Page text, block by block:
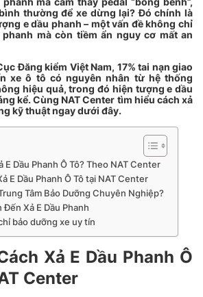
thường để xe dừng lại? Đó chính là
e dầu phanh – một vấn đề không chỉ
mà còn tiềm ẩn nguy cơ mất an
Đăng kiểm Việt Nam, 17% tai nạn giao
xe ô tô có nguyên nhân từ hệ thống
hiệu quả, trong đó hiện tượng e dầu
kể. Cùng NAT Center tìm hiểu cách xả
kỹ thuật ngay dưới đây.
E Dầu Phanh Ô Tô? Theo NAT Center
E Dầu Phanh Ô Tô tại NAT Center
Tâm Bảo Dưỡng Chuyên Nghiệp?
Xả E Dầu Phanh
bảo dưỡng xe uy tín
Xả E Dầu Phanh Ô
Center